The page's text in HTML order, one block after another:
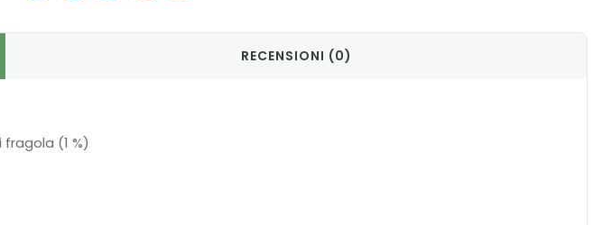
RECENSIONI (0)
(1 %)